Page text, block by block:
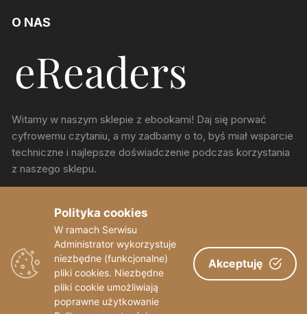
O NAS
Witamy w naszym sklepie z ebookami! Daj się porwać
cyfrowemu czytaniu, a my zadbamy o to, byś miał wsparcie
techniczne i najlepsze doświadczenie podczas korzystania
z naszego sklepu.
ul. Chorzowska 150, Katowice
sekretariat@eReaders.pl
Polityka cookies
W ramach Serwisu
Administrator wykorzystuje
niezbędne (funkcjonalne)
pliki cookies. Niezbędne
pliki cookie umożliwiają
poprawne użytkowanie
Akceptuję